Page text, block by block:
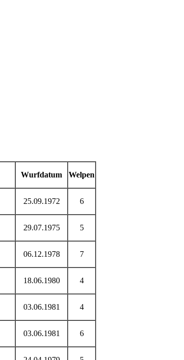
Wurfdatum Welpen
25.09.1972 6
29.07.1975 5
06.12.1978 7
18.06.1980 4
03.06.1981 4
03.06.1981 6